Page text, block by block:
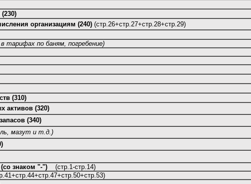
организациям (240) (стр.26+стр.27+стр.28+стр.29)
тарифах по баням, погребение)
(310)
активов (320)
(340)
мазут и т.д.)
знаком "-") (стр.1-стр.14)